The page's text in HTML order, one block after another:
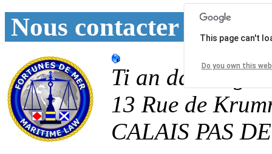
Nous contacter
Ti an
13 Rue de
CALAIS PAS
This page can't
Do you own this